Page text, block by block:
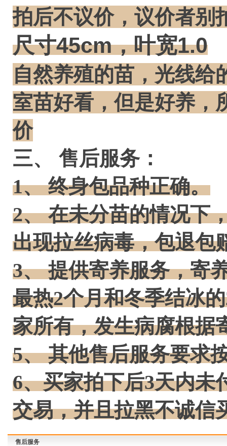
拍后不议价，议价者别
尺寸45cm，叶宽1.0
自然养殖的苗，光线给
室苗好看，但是好养，
价
三、 售后服务：
1、 终身包品种正确。
2、 在未分苗的情况下
出现拉丝病毒，包退包
3、 提供寄养服务，寄
最热2个月和冬季结冰
家所有，发生病腐根据
5、 其他售后服务要求
6、买家拍下后3天内未
交易，并且拉黑不诚信
售后服务